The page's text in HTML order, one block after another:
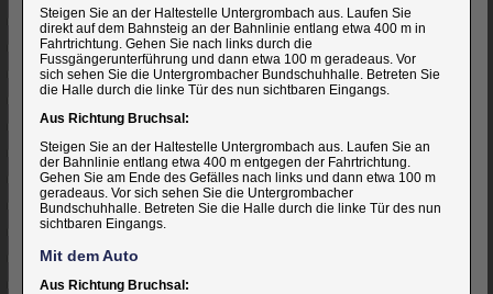
Steigen Sie an der Haltestelle Untergrombach aus. Laufen Sie
direkt auf dem Bahnsteig an der Bahnlinie entlang etwa 400 m in
Fahrtrichtung. Gehen Sie nach links durch die
Fussgängerunterführung und dann etwa 100 m geradeaus. Vor
sich sehen Sie die Untergrombacher Bundschuhhalle. Betreten Sie
die Halle durch die linke Tür des nun sichtbaren Eingangs.
Aus Richtung Bruchsal:
Steigen Sie an der Haltestelle Untergrombach aus. Laufen Sie an
der Bahnlinie entlang etwa 400 m entgegen der Fahrtrichtung.
Gehen Sie am Ende des Gefälles nach links und dann etwa 100 m
geradeaus. Vor sich sehen Sie die Untergrombacher
Bundschuhhalle. Betreten Sie die Halle durch die linke Tür des nun
sichtbaren Eingangs.
Mit dem Auto
Aus Richtung Bruchsal: